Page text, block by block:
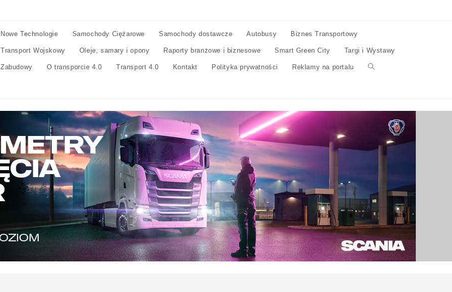
Nowe Technologie Samochody Ciężarowe Samochody dostawcze Autobusy Biznes Transportowy
Transport Wojskowy Oleje, samary i opony Raporty branżowe i biznesowe Smart Green City Targi i Wystawy
Zabudowy O transporcie 4.0 Transport 4.0 Kontakt Polityka prywatności Reklamy na portalu